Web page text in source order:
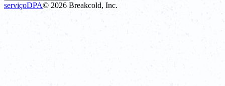
serviçoDPA© 2026 Breakcold, Inc.